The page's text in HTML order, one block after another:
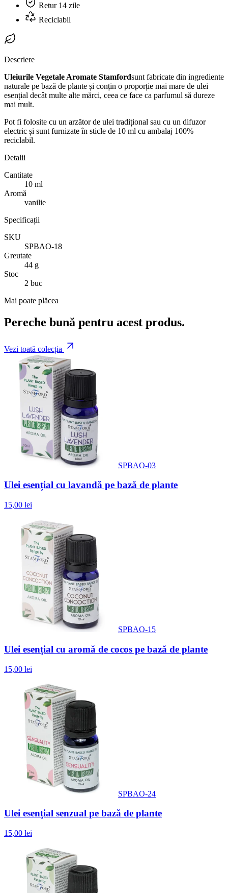
Retur 14 zile
Reciclabil
Descriere
Uleiurile Vegetale Aromate Stamfordsunt fabricate din ingrediente
naturale pe bază de plante și conțin o proporție mai mare de ulei
esențial decât multe alte mărci, ceea ce face ca parfumul să dureze
mai mult.
Pot fi folosite cu un arzător de ulei tradițional sau cu un difuzor
electric și sunt furnizate în sticle de 10 ml cu ambalaj 100%
reciclabil.
Detalii
Cantitate
10 ml
Aromă
vanilie
Specificații
SKU
SPBAO-18
Greutate
44 g
Stoc
2 buc
Mai poate plăcea
Pereche bună pentru acest produs.
Vezi toată colecția
SPBAO-03
Ulei esențial cu lavandă pe bază de plante
15,00 lei
SPBAO-15
Ulei esențial cu aromă de cocos pe bază de plante
15,00 lei
SPBAO-24
Ulei esențial senzual pe bază de plante
15,00 lei